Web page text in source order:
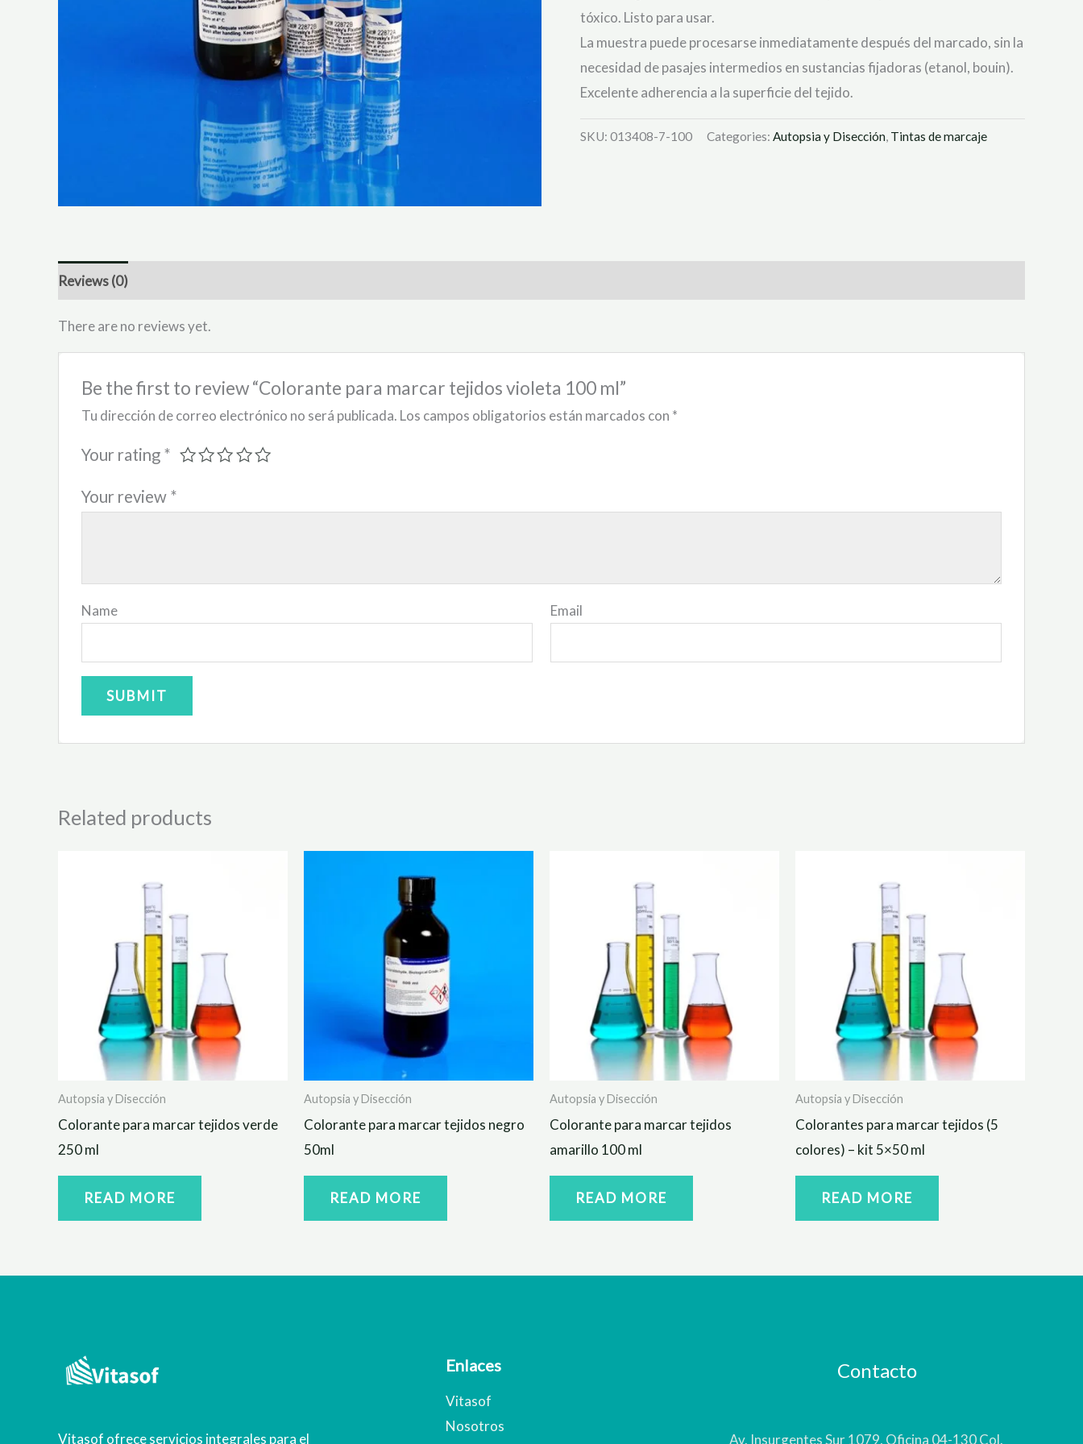
tóxico. Listo para usar.
La muestra puede procesarse inmediatamente después del marcado, sin la
necesidad de pasajes intermedios en sustancias fijadoras (etanol, bouin).
Excelente adherencia a la superficie del tejido.
SKU: 013408-7-100 Categories: Autopsia y Disección, Tintas de marcaje
Reviews (0)
There are no reviews yet.
Be the first to review “Colorante para marcar tejidos violeta 100 ml”
Tu dirección de correo electrónico no será publicada. Los campos obligatorios están marcados con *
Your rating *
Your review *
Name Email
Related products
Autopsia y Disección
Colorante para marcar tejidos verde
250 ml
READ MORE
Autopsia y Disección
Colorante para marcar tejidos negro
50ml
READ MORE
Autopsia y Disección
Colorante para marcar tejidos
amarillo 100 ml
READ MORE
Autopsia y Disección
Colorantes para marcar tejidos (5
colores) – kit 5×50 ml
READ MORE
Vitasof ofrece servicios integrales para el
Enlaces
Vitasof
Nosotros
Contacto
Av. Insurgentes Sur 1079, Oficina 04-130 Col.